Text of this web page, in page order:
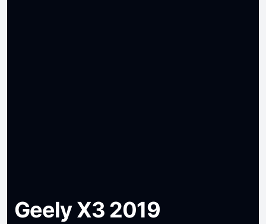
Geely X3 2019